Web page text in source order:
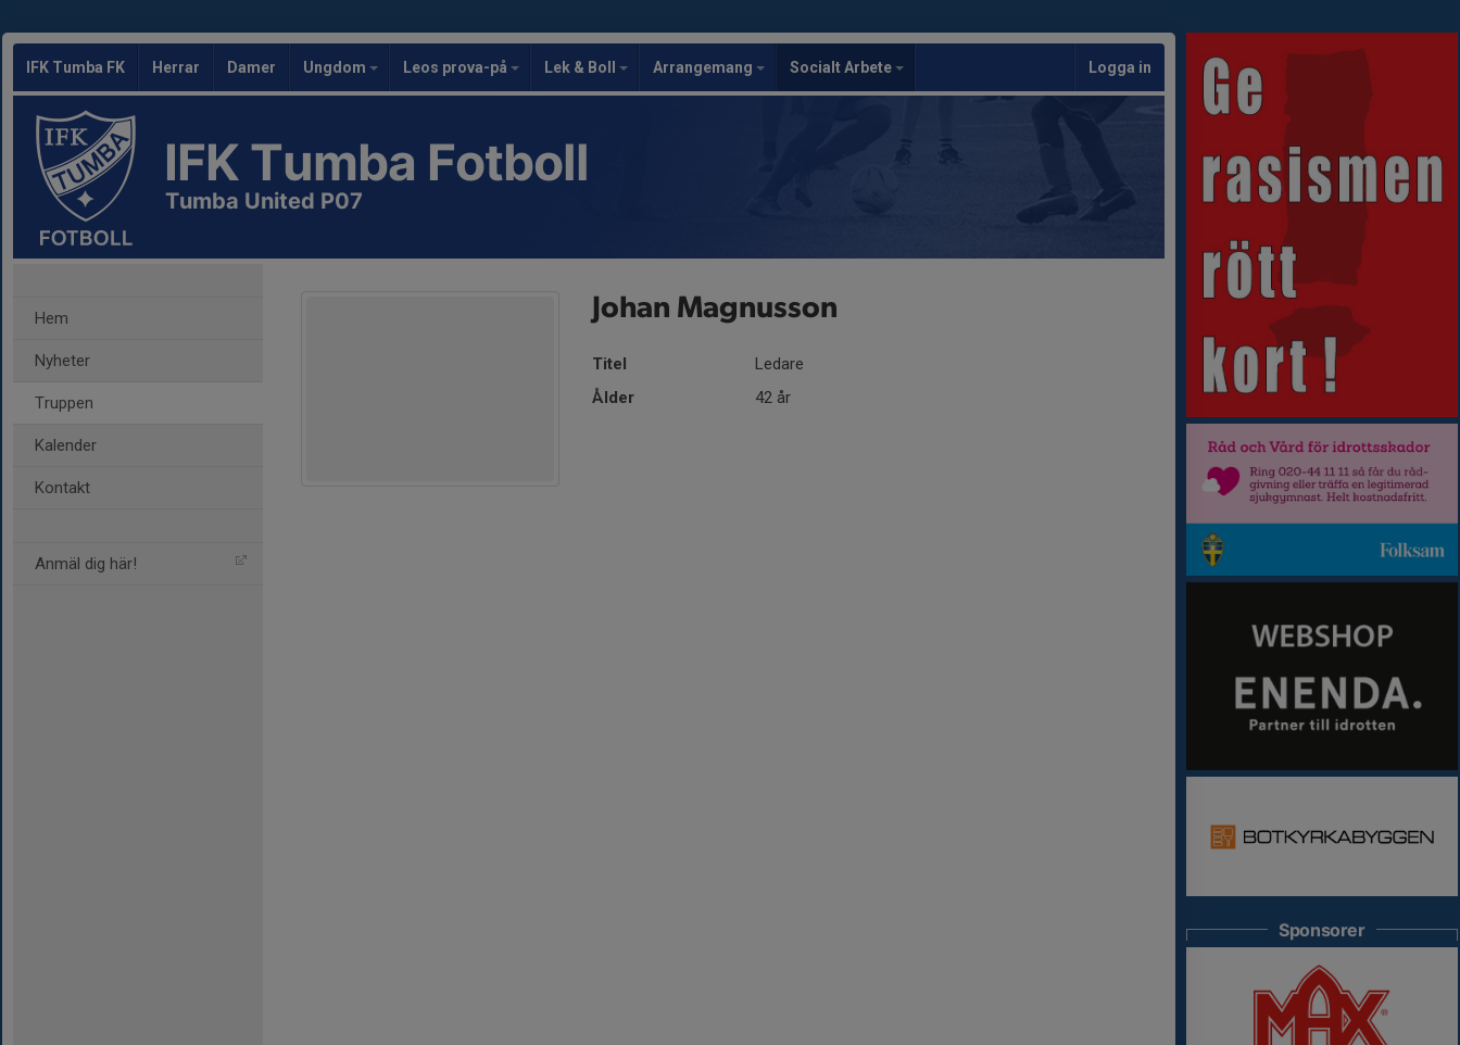
IFK Tumba FK Herrar Damer Ungdom Leos prova-på Lek & Boll Arrangemang Socialt Arbete Logga in
IFK Tumba Fotboll
Tumba United P07
Hem
Nyheter
Truppen
Kalender
Kontakt
Anmäl dig här!
Johan Magnusson
Titel
Ledare
Ålder
42 år
Sponsorer